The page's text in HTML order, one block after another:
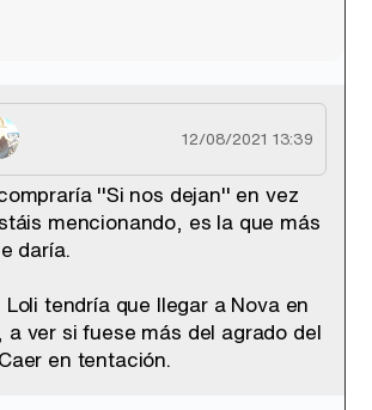
12/08/2021 13:39
''Si nos dejan'' en vez
mencionando, es la que más
daría.
tendría que llegar a Nova en
a ver si fuese más del agrado del
en tentación.